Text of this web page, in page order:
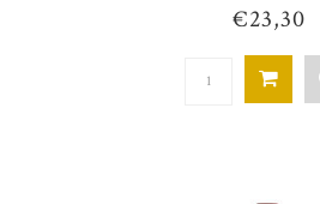
€23,30